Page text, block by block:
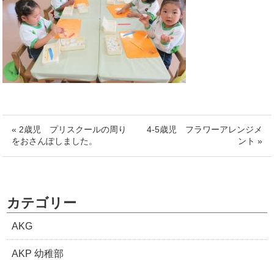
« 2歳児 プリスクールの周り
をおさんぽしました。
4-5歳児 フラワーアレンジメ
ント »
カテゴリー
AKG
AKP 幼稚部